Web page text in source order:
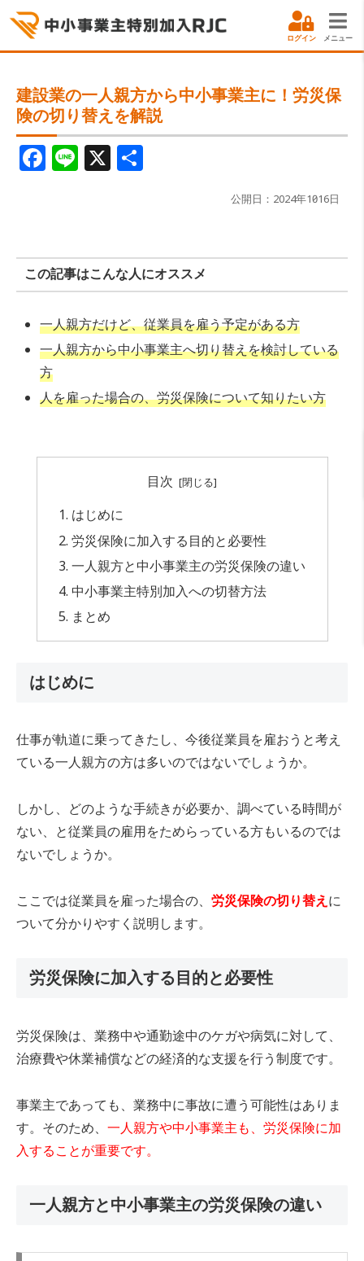
ログイン メニュー
建設業の一人親方から中小事業主に！労災保
険の切り替えを解説
F
a
b
o
o
k
Li
n
X
公開日：2024年10月16日
この記事はこんな人にオススメ
一人親方だけど、従業員を雇う予定がある方
一人親方から中小事業主へ切り替えを検討している
方
人を雇った場合の、労災保険について知りたい方
目次
はじめに
労災保険に加入する目的と必要性
一人親方と中小事業主の労災保険の違い
中小事業主特別加入への切替方法
まとめ
はじめに
仕事が軌道に乗ってきたし、今後従業員を雇おうと考え
ている一人親方の方は多いのではないでしょうか。
しかし、どのような手続きが必要か、調べている時間が
ない、と従業員の雇用をためらっている方もいるのでは
ないでしょうか。
ここでは従業員を雇った場合の、 労災保険の切り替え に
ついて分かりやすく説明します。
労災保険に加入する目的と必要性
労災保険は、業務中や通勤途中のケガや病気に対して、
治療費や休業補償などの経済的な支援を行う制度です。
事業主であっても、業務中に事故に遭う可能性はありま
す。そのため、 一人親方や中小事業主も、労災保険に加
入することが重要です。
一人親方と中小事業主の労災保険の違い